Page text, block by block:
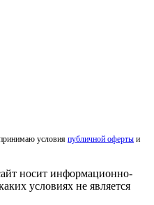
условия публичной оферты и
носит информационно-
условиях не является